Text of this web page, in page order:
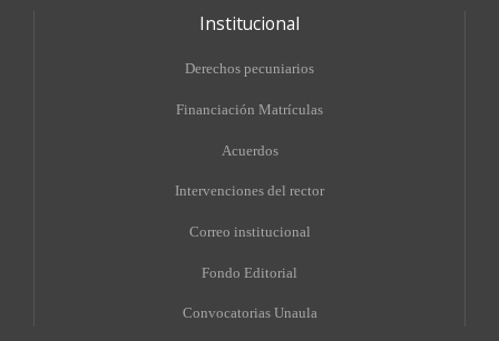
Institucional
Derechos pecuniarios
Financiación Matrículas
Acuerdos
Intervenciones del rector
Correo institucional
Fondo Editorial
Convocatorias Unaula